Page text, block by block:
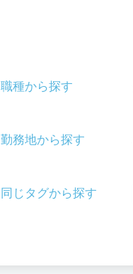
職種から探す
勤務地から探す
同じタグから探す